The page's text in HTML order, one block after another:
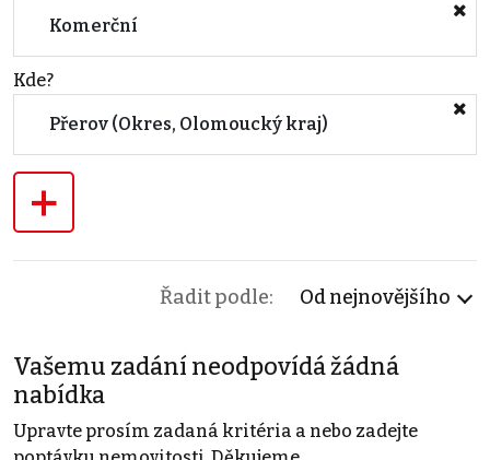
Komerční
Kde?
Přerov (Okres, Olomoucký kraj)
+
Řadit podle: Od nejnovějšího
Vašemu zadání neodpovídá žádná
nabídka
Upravte prosím zadaná kritéria a nebo zadejte